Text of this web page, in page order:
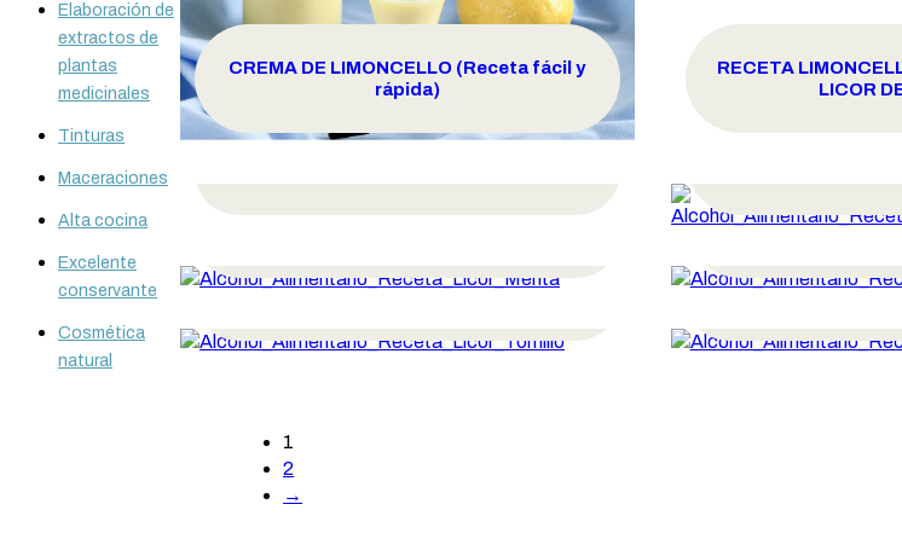
Elaboración de
extractos de
plantas
medicinales
Tinturas
Maceraciones
Alta cocina
Excelente
conservante
Cosmética
natural
CREMA DE LIMONCELLO (Receta fácil y
rápida)
RECETA
LICOR
RECETA
1
2
→